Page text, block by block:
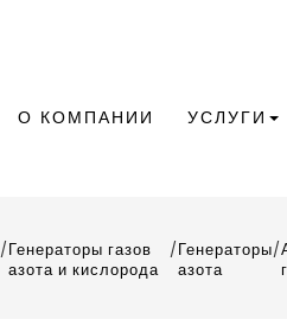
О КОМПАНИИ УСЛУГИ
/Генераторы газов
азота и кислорода
/Генераторы
азота
/